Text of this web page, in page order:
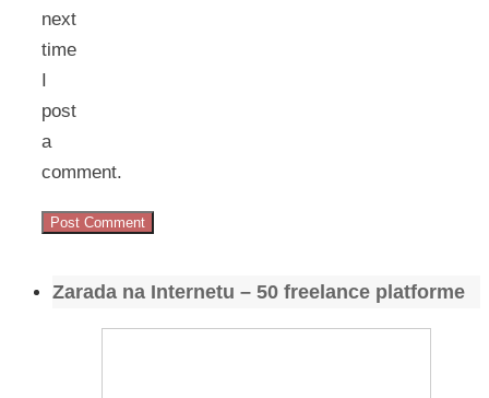
next
time
I
post
a
comment.
Zarada na Internetu – 50 freelance platforme